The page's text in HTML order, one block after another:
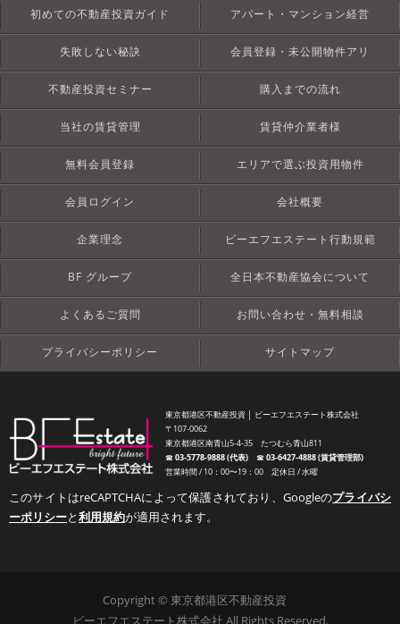
初めての不動産投資ガイド アパート・マンション経営
失敗しない秘訣 会員登録・未公開物件アリ
不動産投資セミナー 購入までの流れ
当社の賃貸管理 賃貸仲介業者様
無料会員登録 エリアで選ぶ投資用物件
会員ログイン 会社概要
企業理念 ビーエフエステート行動規範
BF グループ 全日本不動産協会について
よくあるご質問 お問い合わせ・無料相談
プライバシーポリシー サイトマップ
東京都港区不動産投資 │ ビーエフエステート株式会社
〒107-0062
東京都港区南青山5-4-35 たつむら青山811
☎︎03-5778-9888 (代表)☎︎03-6427-4888 (賃貸管理部)
営業時間 / 10：00〜19：00 定休日 / 水曜
このサイトはreCAPTCHAによって保護されており、Googleのプライバシ
ーポリシーと利用規約が適用されます。
Copyright © 東京都港区不動産投資
ビーエフエステート株式会社 All Rights Reserved.